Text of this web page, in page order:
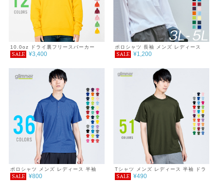
10.0oz ドライ裏フリースパーカー
4L～5L
SALE ¥3,400
ポロシャツ 長袖 メンズ レディース
無地 吸汗 速乾 ドライ ポロシャツ ポ
紫外線対策 UVカット クールビズ 通
学 通勤 ゴルフ 服 4.4オンス
SALE ¥1,200
ポロシャツ メンズ レディース 半袖
4.4オンス ドライポロシャツ 3L～5L
SALE ¥800
Tシャツ メンズ レディース 半袖 ドラ
イTシャツ 4.4オンス 6L～7L
SALE ¥490